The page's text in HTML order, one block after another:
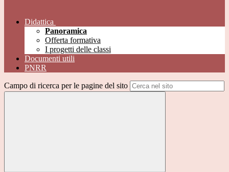
Didattica
Panoramica
Offerta formativa
I progetti delle classi
Documenti utili
PNRR
Campo di ricerca per le pagine del sito